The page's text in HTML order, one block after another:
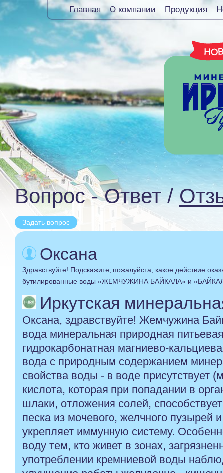
Главная О компании Продукция
Вопрос - Ответ /
Задать вопрос
Оксана
Здравствуйте! Подскажите, пожалуйста, какое действие
бутилированные воды «ЖЕМЧУЖИНА БАЙКАЛА» и
Иркутская
Оксана, здравствуйте! Жемчужина
вода минеральная природная
гидрокарбонатная магниево-
вода с природным содержанием
свойства воды - в воде присутствует
кислота, которая при попадании в
шлаки, отложения солей,
песка из мочевого, желчного пузырей
укрепляет иммунную систему.
воду тем, кто живет в зонах,
употреблении кремниевой воды